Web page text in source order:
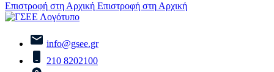
Επιστροφή στη Αρχική Επιστροφή στη Αρχική
info@gsee.gr
210 8202100